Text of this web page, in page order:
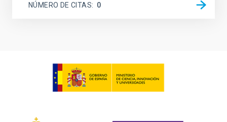
NÚMERO DE CITAS 0